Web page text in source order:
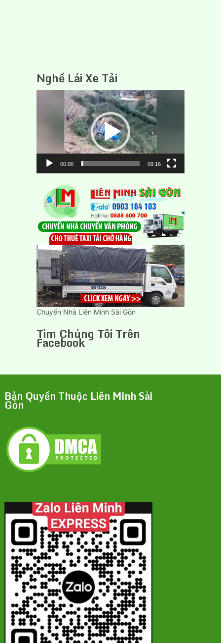
Nghề Lái Xe Tải
00:00 09:16
Chuyển Nhà Liên Minh Sài Gòn
Tìm Chúng Tôi Trên
Facebook
Bản Quyền Thuộc Liên Minh Sài
Gòn